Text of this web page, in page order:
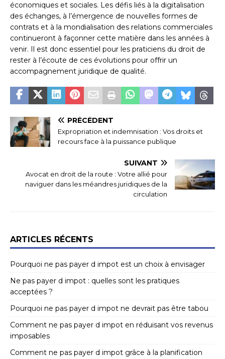
économiques et sociales. Les défis liés à la digitalisation
des échanges, à l’émergence de nouvelles formes de
contrats et à la mondialisation des relations commerciales
continueront à façonner cette matière dans les années à
venir. Il est donc essentiel pour les praticiens du droit de
rester à l’écoute de ces évolutions pour offrir un
accompagnement juridique de qualité.
PRÉCÉDENT
Expropriation et indemnisation : Vos droits et
recours face à la puissance publique
SUIVANT
Avocat en droit de la route : Votre allié pour
naviguer dans les méandres juridiques de la
circulation
ARTICLES RÉCENTS
Pourquoi ne pas payer d impot est un choix à envisager
Ne pas payer d impot : quelles sont les pratiques
acceptées ?
Pourquoi ne pas payer d impot ne devrait pas être tabou
Comment ne pas payer d impot en réduisant vos revenus
imposables
Comment ne pas payer d impot grâce à la planification